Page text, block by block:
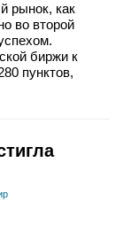
рынок, как
во второй
биржи к
пунктов,